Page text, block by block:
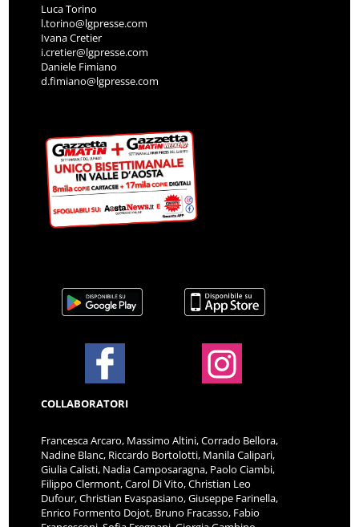
Luca Torino
l.torino@lgpresse.com
Ivana Cretier
i.cretier@lgpresse.com
Daniele Fimiano
d.fimiano@lgpresse.com
COLLABORATORI
Francesca Arcaro, Massimo Altini, Corrado Bellora,
Nadine Blanc, Riccardo Bortolotti, Manila Calipari,
Giulia Calisti, Nadia Camposaragna, Paolo Ciambi,
Filippo Clermont, Carol Di Vito, Christian Leo
Dufour, Christian Evaspasiano, Giuseppe Farinella,
Enrico Formento Dojot, Bruno Fracasso, Fabio